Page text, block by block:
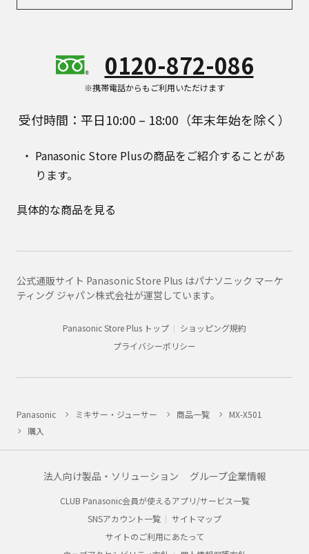
0120-872-086
※携帯電話からもご利用いただけます
受付時間：平日10:00 – 18:00（年末年始を除く）
Panasonic Store Plusの商品をご紹介することがあ
ります。
具体的な商品を見る
公式通販サイト Panasonic Store Plus はパナソニック マーケ
ティング ジャパン株式会社が運営しています。
Panasonic Store Plus トップ
ショッピング規約
プライバシーポリシー
Panasonic ミキサー・ジューサー 商品一覧
MX-X501
購入
法人向け製品・ソリューション グループ企業情報
CLUB Panasonic会員が使えるアプリ/サービス一覧
SNSアカウント一覧
サイトマップ
サイトのご利用にあたって